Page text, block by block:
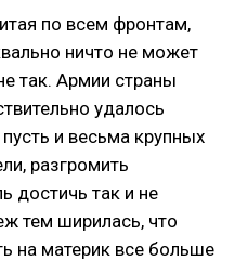
по всем фронтам,
ничто не может
так. Армии страны
удалось
и весьма крупных
разгромить
достичь так и не
тем ширилась, что
на материк все больше